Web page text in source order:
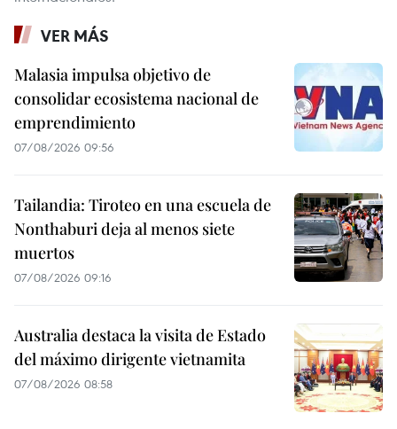
VER MÁS
Malasia impulsa objetivo de
consolidar ecosistema nacional de
emprendimiento
07/08/2026 09:56
Tailandia: Tiroteo en una escuela de
Nonthaburi deja al menos siete
muertos
07/08/2026 09:16
Australia destaca la visita de Estado
del máximo dirigente vietnamita
07/08/2026 08:58